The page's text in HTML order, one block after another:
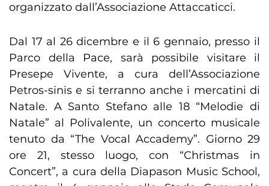
organizzato dall’Associazione Attaccaticci.
Dal 17 al 26 dicembre e il 6 gennaio, presso il
Parco della Pace, sarà possibile visitare il
Presepe Vivente, a cura dell’Associazione
Petros-sinis e si terranno anche i mercatini di
Natale. A Santo Stefano alle 18 “Melodie di
Natale” al Polivalente, un concerto musicale
tenuto da “The Vocal Accademy”. Giorno 29
ore 21, stesso luogo, con “Christmas in
Concert”, a cura della Diapason Music School,